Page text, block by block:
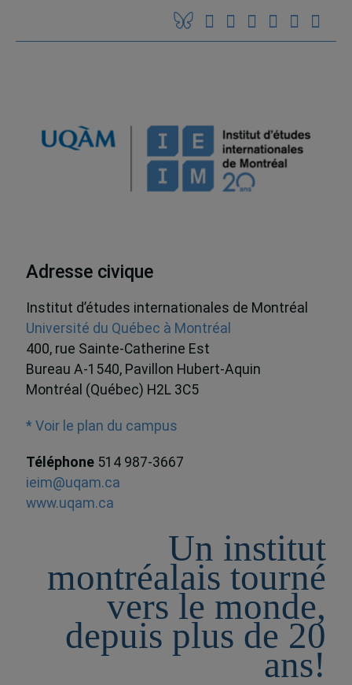
Adresse civique
Institut d’études internationales de Montréal
Université du Québec à Montréal
400, rue Sainte-Catherine Est
Bureau A-1540, Pavillon Hubert-Aquin
Montréal (Québec) H2L 3C5
* Voir le plan du campus
Téléphone 514 987-3667
ieim@uqam.ca
www.uqam.ca
Un institut
montréalais tourné
vers le monde,
depuis plus de 20
ans!